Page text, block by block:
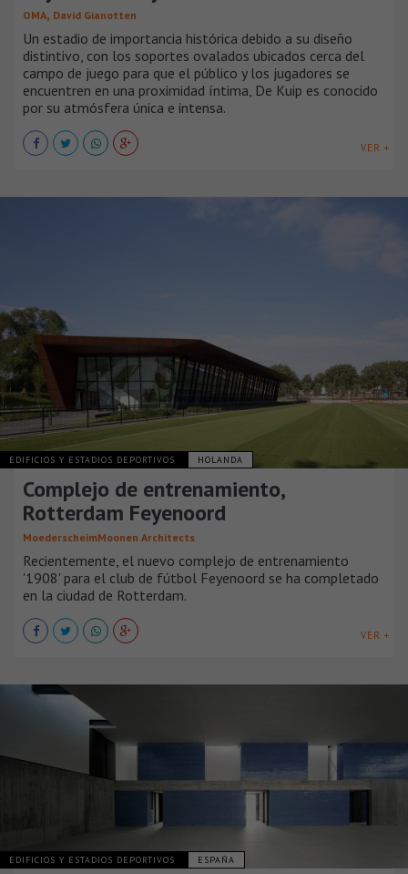
OMA, David Gianotten
Un estadio de importancia histórica debido a su diseño
distintivo, con los soportes ovalados ubicados cerca del
campo de juego para que el público y los jugadores se
encuentren en una proximidad íntima, De Kuip es conocido
por su atmósfera única e intensa.
VER +
EDIFICIOS Y ESTADIOS DEPORTIVOS HOLANDA
Complejo de entrenamiento,
Rotterdam Feyenoord
MoederscheimMoonen Architects
Recientemente, el nuevo complejo de entrenamiento
'1908' para el club de fútbol Feyenoord se ha completado
en la ciudad de Rotterdam.
VER +
EDIFICIOS Y ESTADIOS DEPORTIVOS ESPAÑA